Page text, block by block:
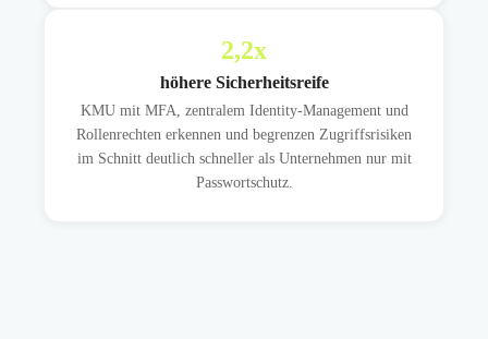
2,2x
höhere Sicherheitsreife
KMU mit MFA, zentralem Identity-Management und
Rollenrechten erkennen und begrenzen Zugriffsrisiken
im Schnitt deutlich schneller als Unternehmen nur mit
Passwortschutz.